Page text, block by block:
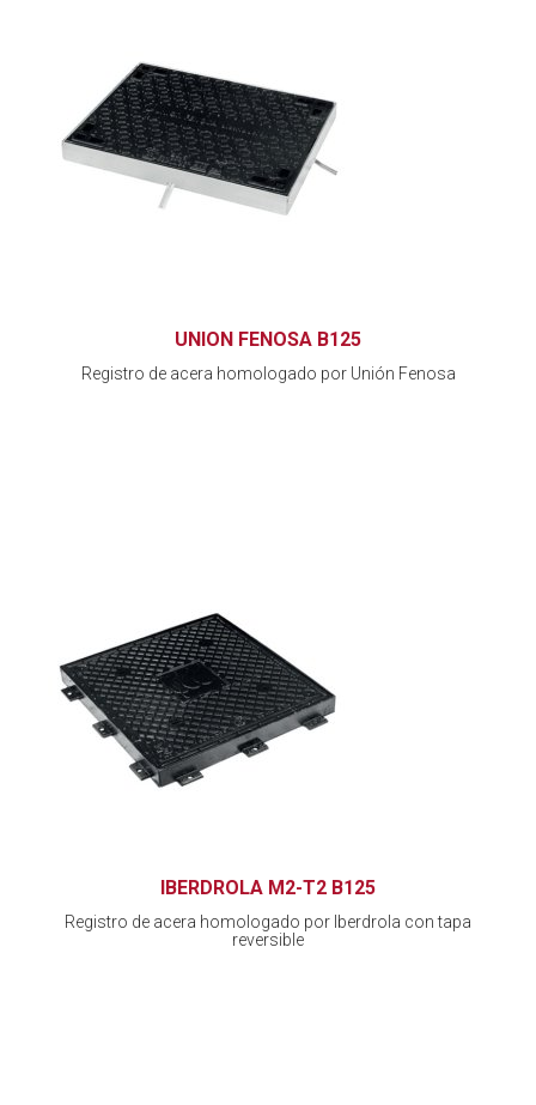
UNION FENOSA B125
Registro de acera homologado por Unión Fenosa
IBERDROLA M2-T2 B125
Registro de acera homologado por Iberdrola con tapa
reversible